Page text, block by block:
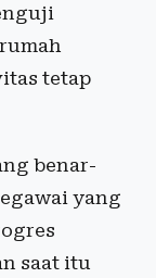
tetap
benar-
yang
saat itu